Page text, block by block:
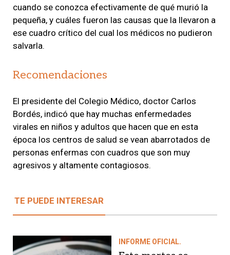
cuando se conozca efectivamente de qué murió la
pequeña, y cuáles fueron las causas que la llevaron a
ese cuadro crítico del cual los médicos no pudieron
salvarla.
Recomendaciones
El presidente del Colegio Médico, doctor Carlos
Bordés, indicó que hay muchas enfermedades
virales en niños y adultos que hacen que en esta
época los centros de salud se vean abarrotados de
personas enfermas con cuadros que son muy
agresivos y altamente contagiosos.
TE PUEDE INTERESAR
INFORME OFICIAL.